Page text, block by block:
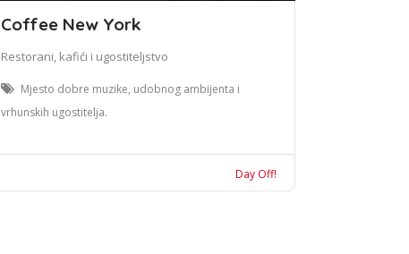
Coffee New York
Restorani, kafići i ugostiteljstvo
Mjesto dobre muzike, udobnog ambijenta i
vrhunskih ugostitelja.
Day Off!